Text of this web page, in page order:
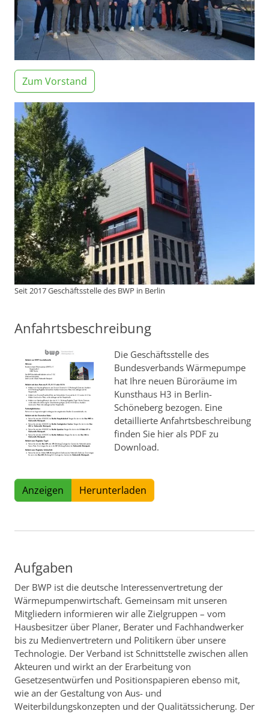
Zum Vorstand
Seit 2017 Geschäftsstelle des BWP in Berlin
Anfahrtsbeschreibung
Die Geschäftsstelle des
Bundesverbands Wärmepumpe
hat Ihre neuen Büroräume im
Kunsthaus H3 in Berlin-
Schöneberg bezogen. Eine
detaillierte Anfahrtsbeschreibung
finden Sie hier als PDF zu
Download.
Anzeigen Herunterladen
Aufgaben
Der BWP ist die deutsche Interessenvertretung der
Wärmepumpenwirtschaft. Gemeinsam mit unseren
Mitgliedern informieren wir alle Zielgruppen – vom
Hausbesitzer über Planer, Berater und Fachhandwerker
bis zu Medienvertretern und Politikern über unsere
Technologie. Der Verband ist Schnittstelle zwischen allen
Akteuren und wirkt an der Erarbeitung von
Gesetzesentwürfen und Positionspapieren ebenso mit,
wie an der Gestaltung von Aus- und
Weiterbildungskonzepten und der Qualitätssicherung. Der